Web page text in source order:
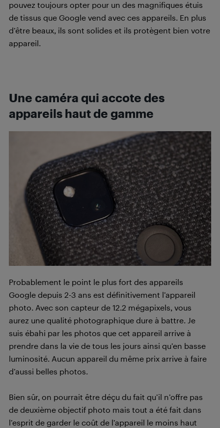
pouvez toujours opter pour un des magnifiques étuis
de tissus que Google vend avec ces appareils. En plus
d’être beaux, ils sont solides et ils protègent bien votre
appareil.
Une caméra qui accote des
appareils haut de gamme
Probablement le point le plus fort des appareils
Google depuis 2-3 ans est définitivement l’appareil
photo. Avec son capteur de 12.2 mégapixels, vous
aurez une qualité photographique dure à battre. Je
suis ébahi par les photos que cet appareil arrive à
prendre dans la vie de tous les jours ainsi qu’en basse
luminosité. Aucun appareil du même prix arrive à faire
d’aussi belles photos.
Bien sûr, on pourrait être déçu du fait qu’il n’offre pas
de deuxième objectif photo mais tout a été fait dans
l’esprit de garder le coût de l’appareil le moins haut